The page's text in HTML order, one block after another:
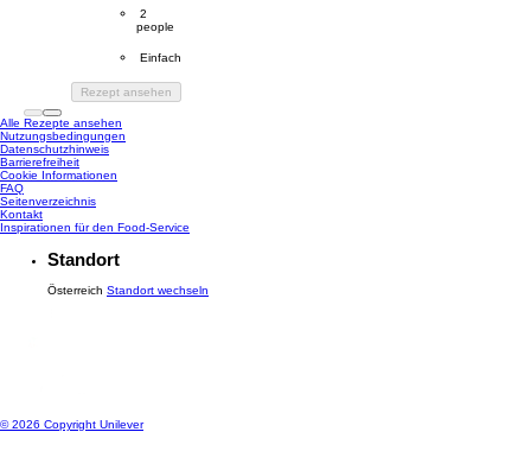
Servings
2
people
Difficulty
Einfach
Rezept ansehen
Alle Rezepte ansehen
Nutzungsbedingungen
Datenschutzhinweis
Cookie-Einstellungen
Barrierefreiheit
Cookie Informationen
FAQ
Kontakt